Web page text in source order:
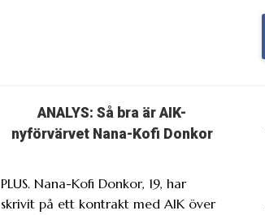
ANALYS: Så bra är AIK-
nyförvärvet Nana-Kofi Donkor
PLUS. Nana-Kofi Donkor, 19, har
skrivit på ett kontrakt med AIK över